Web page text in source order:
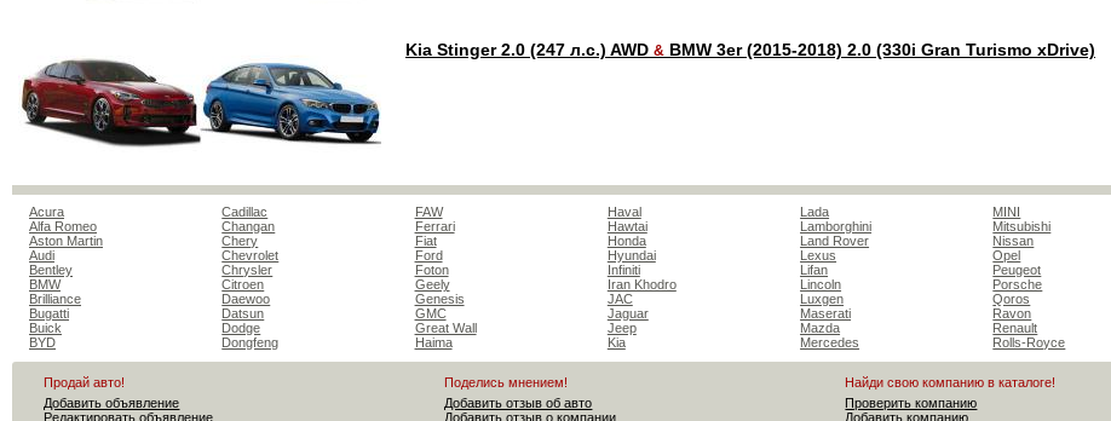
Kia Stinger 2.0 (247 л.с.) AWD & BMW 3er (2015-2018) 2.0 (330i Gran Turismo xDrive)
Acura
Alfa Romeo
Aston Martin
Audi
Bentley
BMW
Brilliance
Bugatti
Buick
BYD
Cadillac
Changan
Chery
Chevrolet
Chrysler
Citroen
Daewoo
Datsun
Dodge
Dongfeng
FAW
Ferrari
Fiat
Ford
Foton
Geely
Genesis
GMC
Great Wall
Haima
Haval
Hawtai
Honda
Hyundai
Infiniti
Iran Khodro
JAC
Jaguar
Jeep
Kia
Lada
Lamborghini
Land Rover
Lexus
Lifan
Lincoln
Luxgen
Maserati
Mazda
Mercedes
MINI
Mitsubishi
Nissan
Opel
Peugeot
Porsche
Qoros
Ravon
Renault
Rolls-Royce
Продай авто!
Добавить объявление
Редактировать объявление
Поделись мнением!
Добавить отзыв об авто
Добавить отзыв о компании
Найди свою компанию в каталоге!
Проверить компанию
Добавить компанию